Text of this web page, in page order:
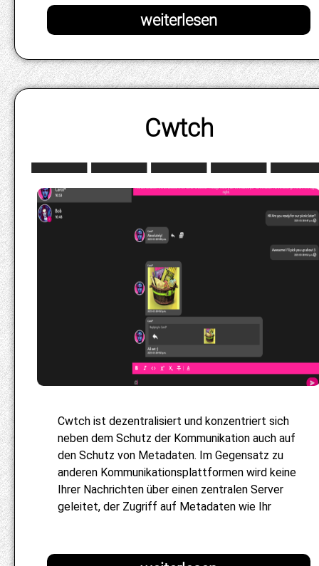
Cwtch
Cwtch ist dezentralisiert und konzentriert sich
neben dem Schutz der Kommunikation auch auf
den Schutz von Metadaten. Im Gegensatz zu
anderen Kommunikationsplattformen wird keine
Ihrer Nachrichten über einen zentralen Server
geleitet, der Zugriff auf Metadaten wie Ihr